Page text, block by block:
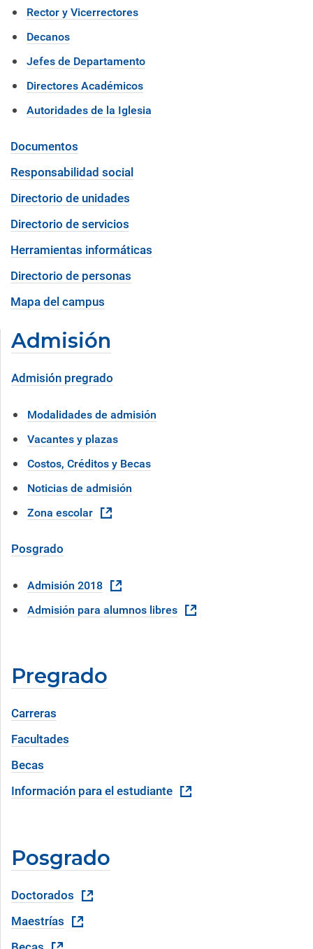
Rector y Vicerrectores
Decanos
Jefes de Departamento
Directores Académicos
Autoridades de la Iglesia
Documentos
Responsabilidad social
Directorio de unidades
Directorio de servicios
Herramientas informáticas
Directorio de personas
Mapa del campus
Admisión
Admisión pregrado
Modalidades de admisión
Vacantes y plazas
Costos, Créditos y Becas
Noticias de admisión
Zona escolar
Posgrado
Admisión 2018
Admisión para alumnos libres
Pregrado
Carreras
Facultades
Becas
Información para el estudiante
Posgrado
Doctorados
Maestrías